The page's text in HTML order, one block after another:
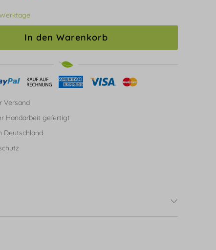
In den Warenkorb
Versand
Handarbeit gefertigt
Deutschland